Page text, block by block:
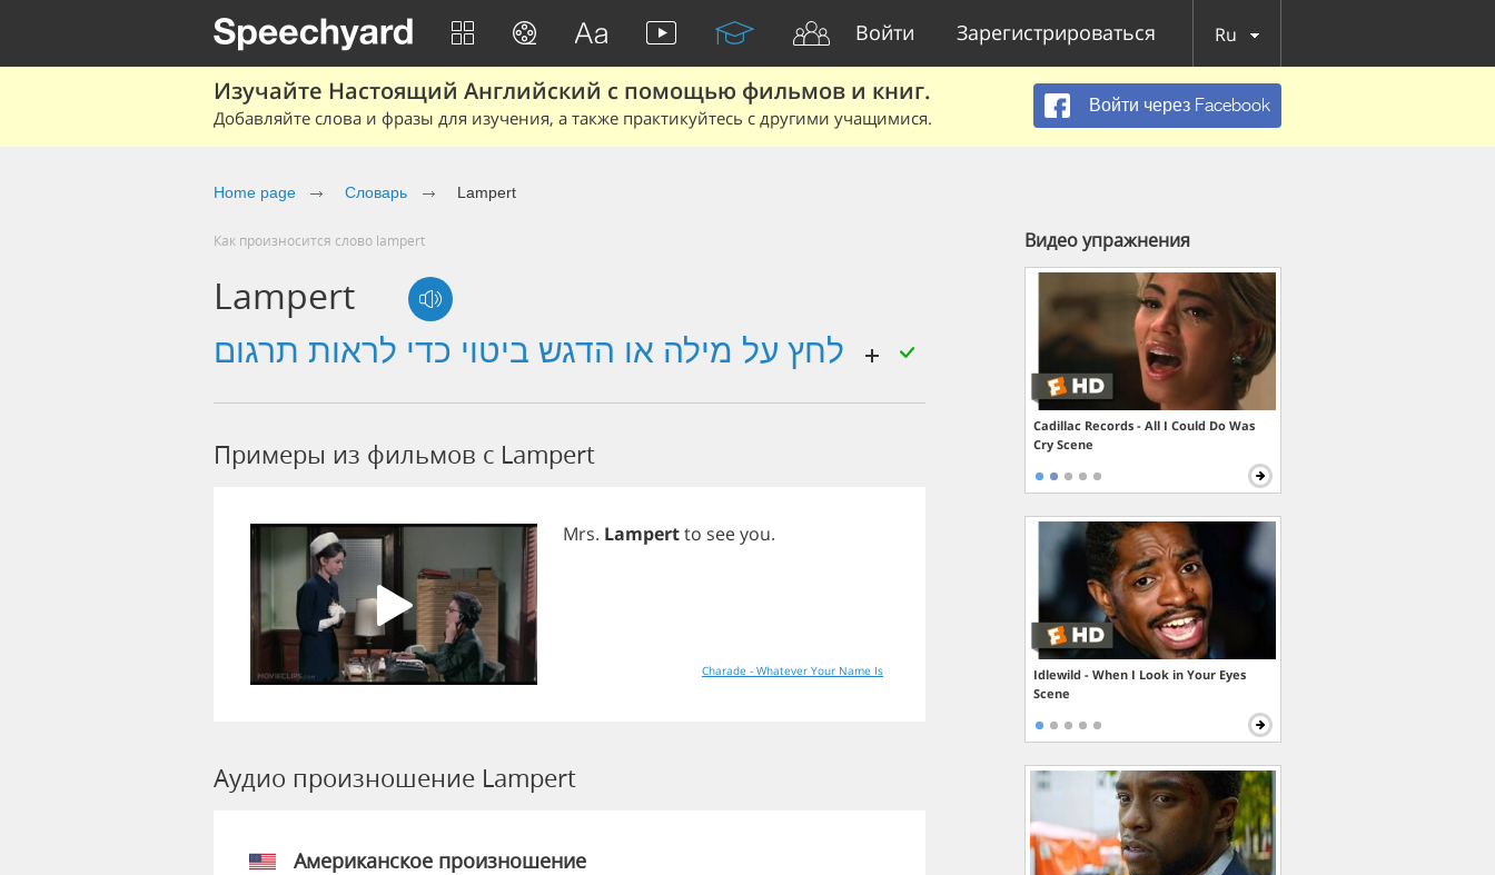
Войти Зарегистрироваться Ru
Изучайте Настоящий Английский с помощью фильмов и книг.
Добавляйте слова и фразы для изучения, а также практикуйтесь с другими учащимися.
Войти через Facebook
Home page Словарь Lampert
Как произносится слово lampert
Lampert
Примеры из фильмов c Lampert
Mrs. Lampertto seeyou.
Charade - Whatever Your Name Is
Аудио произношение Lampert
Американское произношение
Видео упражнения
Cadillac Records - All I Could Do Was
Cry Scene
Idlewild - When I Look in Your Eyes
Scene